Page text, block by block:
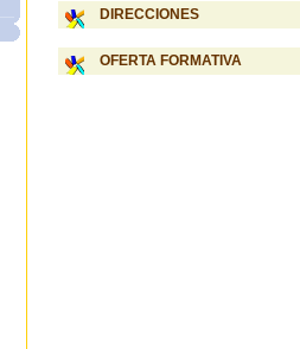
DIRECCIONES
OFERTA FORMATIVA